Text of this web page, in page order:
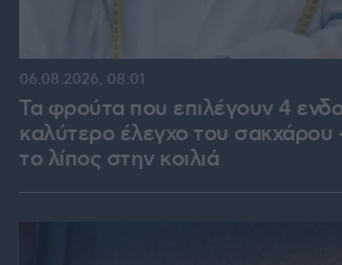
Τα φρούτα που επιλέγουν 4
καλύτερο έλεγχο του σακχάρου
το λίπος στην κοιλιά
06.08.2026, 08:01